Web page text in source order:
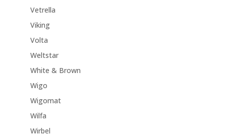
Vetrella
Viking
Volta
Weltstar
White & Brown
Wigo
Wigomat
Wilfa
Wirbel